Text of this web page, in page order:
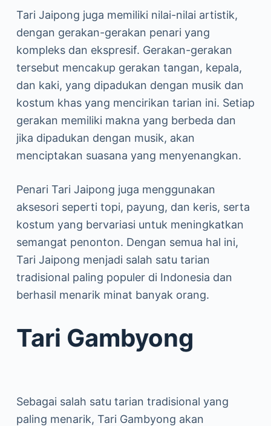
Tari Jaipong juga memiliki nilai-nilai artistik,
dengan gerakan-gerakan penari yang
kompleks dan ekspresif. Gerakan-gerakan
tersebut mencakup gerakan tangan, kepala,
dan kaki, yang dipadukan dengan musik dan
kostum khas yang mencirikan tarian ini. Setiap
gerakan memiliki makna yang berbeda dan
jika dipadukan dengan musik, akan
menciptakan suasana yang menyenangkan.
Penari Tari Jaipong juga menggunakan
aksesori seperti topi, payung, dan keris, serta
kostum yang bervariasi untuk meningkatkan
semangat penonton. Dengan semua hal ini,
Tari Jaipong menjadi salah satu tarian
tradisional paling populer di Indonesia dan
berhasil menarik minat banyak orang.
Tari Gambyong
Sebagai salah satu tarian tradisional yang
paling menarik, Tari Gambyong akan